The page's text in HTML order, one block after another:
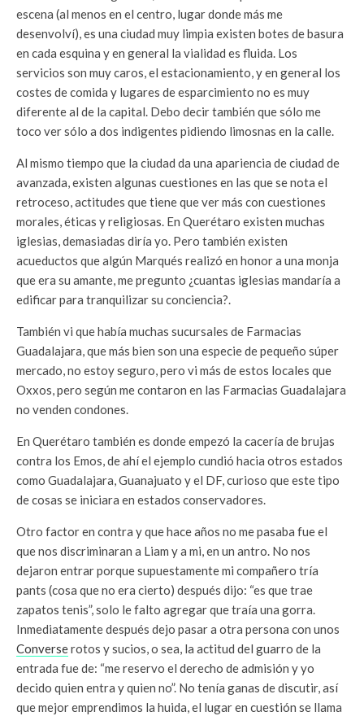
escena (al menos en el centro, lugar donde más me
desenvolví), es una ciudad muy limpia existen botes de basura
en cada esquina y en general la vialidad es fluida. Los
servicios son muy caros, el estacionamiento, y en general los
costes de comida y lugares de esparcimiento no es muy
diferente al de la capital. Debo decir también que sólo me
toco ver sólo a dos indigentes pidiendo limosnas en la calle.
Al mismo tiempo que la ciudad da una apariencia de ciudad de
avanzada, existen algunas cuestiones en las que se nota el
retroceso, actitudes que tiene que ver más con cuestiones
morales, éticas y religiosas. En Querétaro existen muchas
iglesias, demasiadas diría yo. Pero también existen
acueductos que algún Marqués realizó en honor a una monja
que era su amante, me pregunto ¿cuantas iglesias mandaría a
edificar para tranquilizar su conciencia?.
También vi que había muchas sucursales de Farmacias
Guadalajara, que más bien son una especie de pequeño súper
mercado, no estoy seguro, pero vi más de estos locales que
Oxxos, pero según me contaron en las Farmacias Guadalajara
no venden condones.
En Querétaro también es donde empezó la cacería de brujas
contra los Emos, de ahí el ejemplo cundió hacia otros estados
como Guadalajara, Guanajuato y el DF, curioso que este tipo
de cosas se iniciara en estados conservadores.
Otro factor en contra y que hace años no me pasaba fue el
que nos discriminaran a Liam y a mi, en un antro. No nos
dejaron entrar porque supuestamente mi compañero tría
pants (cosa que no era cierto) después dijo: “es que trae
zapatos tenis”, solo le falto agregar que traía una gorra.
Inmediatamente después dejo pasar a otra persona con unos
Converserotos y sucios, o sea, la actitud del guarro de la
entrada fue de: “me reservo el derecho de admisión y yo
decido quien entra y quien no”. No tenía ganas de discutir, así
que mejor emprendimos la huida, el lugar en cuestión se llama